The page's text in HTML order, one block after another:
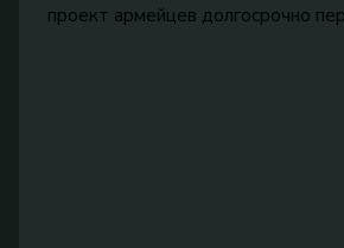
проект армейцев долгосрочно